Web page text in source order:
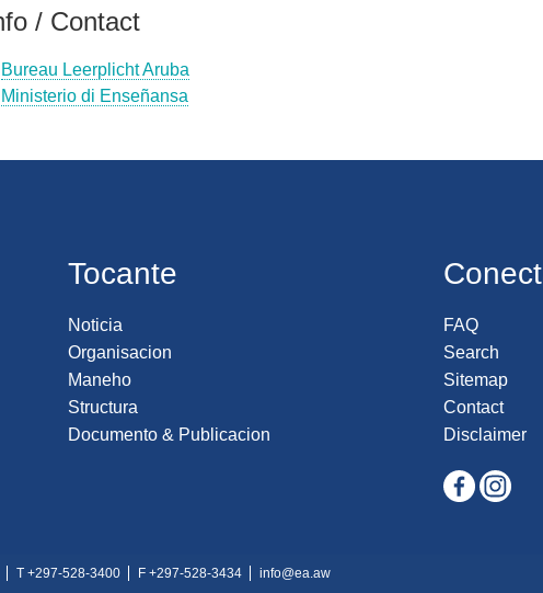
/ Contact
Bureau Leerplicht Aruba
Ministerio di Enseñansa
Tocante
Noticia
Organisacion
Maneho
Structura
Documento & Publicacion
FAQ
Search
Sitemap
Contact
Disclaimer
T +297-528-3400 F +297-528-3434 info@ea.aw